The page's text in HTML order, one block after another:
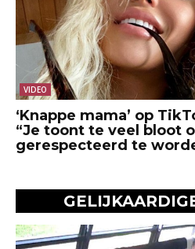
VIDEO
‘Knappe mama’ op
“Je toont te veel bloot
gerespecteerd te